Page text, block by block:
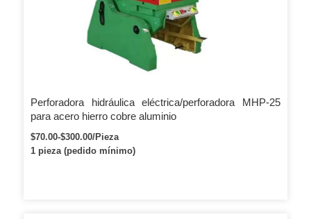
Perforadora hidráulica eléctrica/perforadora MHP-25
para acero hierro cobre aluminio
$70.00-$300.00/Pieza
1 pieza (pedido mínimo)